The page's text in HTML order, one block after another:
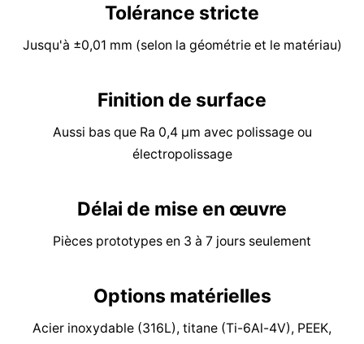
Tolérance stricte​​​​​​​
Jusqu'à ±0,01 mm (selon la géométrie et le matériau)
Finition de surface
Aussi bas que Ra 0,4 μm avec polissage ou
électropolissage​​​​​​​
Délai de mise en œuvre
Pièces prototypes en 3 à 7 jours seulement​​​​​​​
Options matérielles
Acier inoxydable (316L), titane (Ti-6Al-4V), PEEK,